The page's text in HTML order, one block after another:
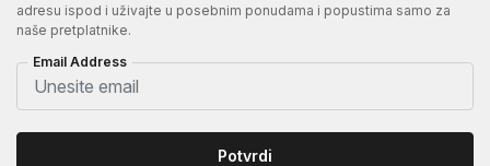
adresu ispod i uživajte u posebnim ponudama i popustima samo za
naše pretplatnike.
Email Address
Potvrdi